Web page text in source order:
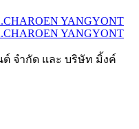
ต์ จำกัด และ บริษัท มิ้งค์